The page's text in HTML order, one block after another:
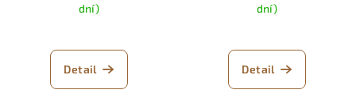
dní)
Detail
dní)
Detail